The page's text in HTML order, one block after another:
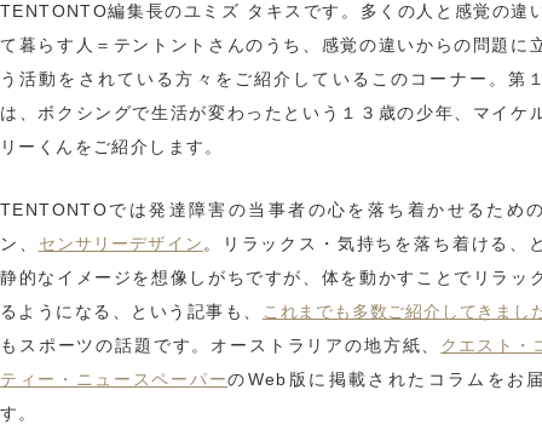
TENTONTO編集長のユミズ タキスです。多くの人と感覚の違
て暮らす人＝テントントさんのうち、感覚の違いからの問題に
う活動をされている方々をご紹介しているこのコーナー。第
は、ボクシングで生活が変わったという１３歳の少年、マイケ
リーくんをご紹介します。
TENTONTOでは発達障害の当事者の心を落ち着かせるため
ン、 センサリーデザイン。リラックス・気持ちを落ち着ける、
静的なイメージを想像しがちですが、体を動かすことでリラッ
るようになる、という記事も、
これまでも多数ご紹介してきまし
もスポーツの話題です。オーストラリアの地方紙、 クエスト・
ティー・ニュースペーパーのWeb版に掲載されたコラムをお
す。